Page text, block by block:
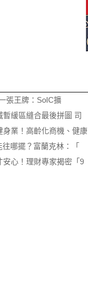
張王牌：SoIC擴
暫緩區縫合最後拼圖 司
身業！高齡化商機、健康
哪擺？富蘭克林：「
安心！理財專家揭密「9